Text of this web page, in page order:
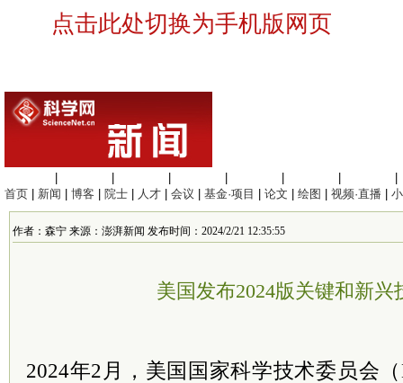
点击此处切换为手机版网页
首页
新闻 博客 院士 人才 会议 基金·项目 论文 绘图 视频·直播
作者：森宁 来源：澎湃新闻 发布时间：2024/2/21 12:35:55
美国发布2024版关键和新兴
2024年2月，美国国家科学技术委员会